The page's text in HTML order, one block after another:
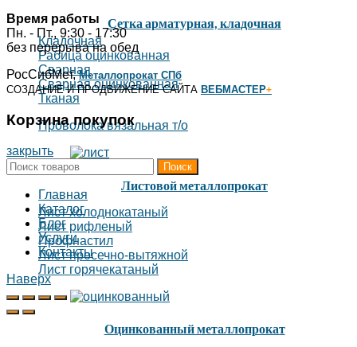
Сетка арматурная, кладочная
Кладочная
Рабица оцинкованная
Сварная
Сварная оцинкованная
Тканая
Проволока вязальная т/о
Листовой металлопрокат
Лист холоднокатаный
Лист рифленый
Профнастил
Лист просечно-вытяжной
Лист горячекатаный
Оцинкованный металлопрокат
Время работы
Пн. - Пт., 9:30 - 17:30
без перерыва на обед
РосСибМет,Металлопрокат СПб
СОЗДАНИЕ И ПРОДВИЖЕНИЕ САЙТА ВЕБМАСТЕР+
Корзина покупок
закрыть
Поиск
Главная
Каталог
Блог
Услуги
Контакты
Наверх